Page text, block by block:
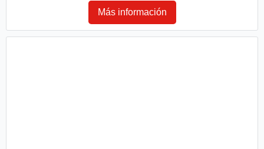
Más información